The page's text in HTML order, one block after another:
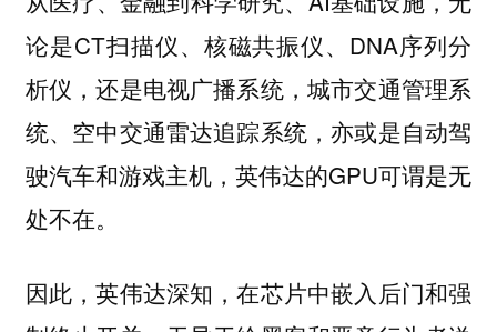
论是CT扫描仪、核磁共振仪、DNA序列分
析仪，还是电视广播系统，城市交通管理系
统、空中交通雷达追踪系统，亦或是自动驾
驶汽车和游戏主机，英伟达的GPU可谓是无
处不在。
因此，英伟达深知，在芯片中嵌入后门和强